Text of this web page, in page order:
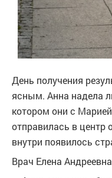
День получения
ясным. Анна надела
котором они с
отправилась в центр
внутри появилось
Врач Елена